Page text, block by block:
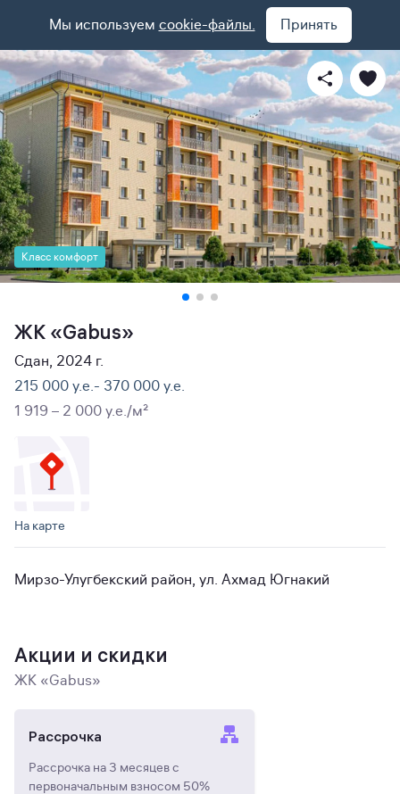
Мы используем cookie-файлы. Принять
Класс комфорт
ЖК «Gabus»
Сдан, 2024 г.
215 000 y.e.- 370 000 y.e.
1 919 – 2 000 y.e./м²
На карте
Мирзо-Улугбекский район, ул. Ахмад Югнакий
Акции и скидки
ЖК «Gabus»
Рассрочка
Рассрочка на 3 месяцев с
первоначальным взносом 50%